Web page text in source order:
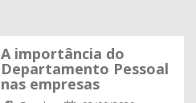
A importância do
Departamento Pessoal
nas empresas